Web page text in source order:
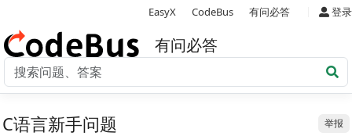
EasyX CodeBus 有问必答 登录
有问必答
举报
C语言新手问题